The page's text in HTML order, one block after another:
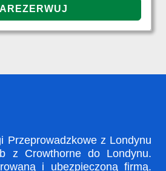
Przeprowadzkowe z Londynu
z Crowthorne do Londynu.
i ubezpieczoną firmą.